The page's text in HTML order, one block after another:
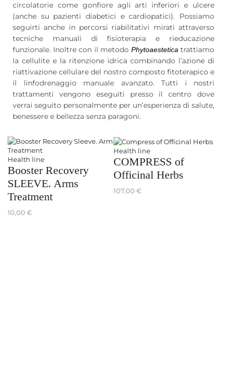
circolatorie come gonfiore agli arti inferiori e ulcere
(anche su pazienti diabetici e cardiopatici). Possiamo
seguirti anche in percorsi riabilitativi mirati attraverso
tecniche manuali di fisioterapia e rieducazione
funzionale. Inoltre con il metodo Phytoaesteticatrattiamo
la cellulite e la ritenzione idrica combinando l’azione di
riattivazione cellulare del nostro composto fitoterapico e
il linfodrenaggio manuale avanzato. Tutti i nostri
trattamenti vengono eseguiti presso il centro dove
verrai seguito personalmente per un’esperienza di salute,
benessere e bellezza senza paragoni.
Health line
Booster Recovery
SLEEVE. Arms
Treatment
10,00 €
Health line
COMPRESS of
Officinal Herbs
107,00 €